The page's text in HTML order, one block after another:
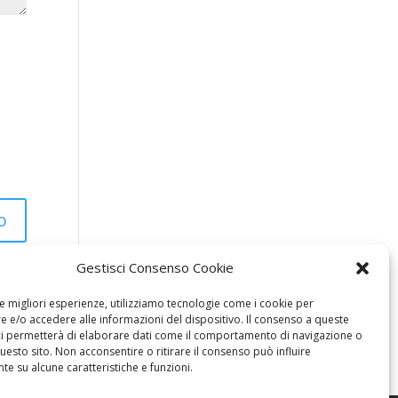
Gestisci Consenso Cookie
migliori esperienze, utilizziamo tecnologie come i cookie per
e/o accedere alle informazioni del dispositivo. Il consenso a queste
permetterà di elaborare dati come il comportamento di navigazione o
sito. Non acconsentire o ritirare il consenso può influire
su alcune caratteristiche e funzioni.